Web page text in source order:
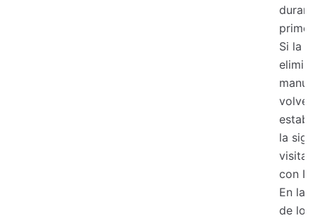
Si la
la
visita
con
En la
de los